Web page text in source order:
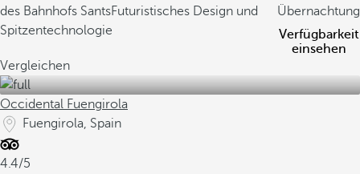
des Bahnhofs SantsFuturistisches Design und
Spitzentechnologie
Übernachtung
Verfügbarkeit
einsehen
Vergleichen
Occidental Fuengirola
Fuengirola, Spain
4.4/5